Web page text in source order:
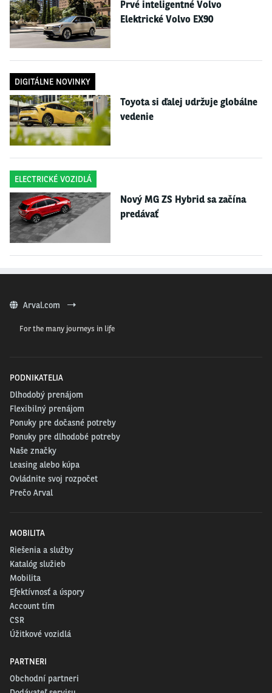
žiadnom prípade teda nejde o plug-in hybrid.
Nové elektromobily Scout sa zdajú byť významným výsledkom súčasnej
spolupráce medzi spoločnosťami Rivian a Volkswagen.
Prvé inteligentné Volvo
Elektrické Volvo EX90
DIGITÁLNE NOVINKY
Toyota si ďalej udržuje globálne
vedenie
ELECTRICKÉ VOZIDLÁ
Nový MG ZS Hybrid sa začína
predávať
Arval.com
For the many journeys in life
PODNIKATELIA
Dlhodobý prenájom
Flexibilný prenájom
Ponuky pre dočasné potreby
Ponuky pre dlhodobé potreby
Naše značky
Leasing alebo kúpa
Ovládnite svoj rozpočet
Prečo Arval
MOBILITA
Riešenia a služby
Katalóg služieb
Mobilita
Efektívnosť a úspory
Account tím
CSR
Úžitkové vozidlá
PARTNERI
Obchodní partneri